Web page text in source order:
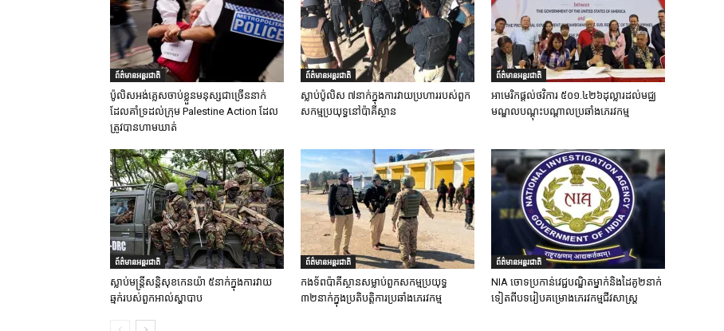
ព័ត៌មានអន្តរជាតិ
ប៉ូលិសអង់គ្លេសចាប់ខ្លួនមនុស្សជាច្រើននាក់
ដែលគាំទ្រដល់ក្រុម Palestine Action ដែល
ត្រូវបានហាមឃាត់
ព័ត៌មានអន្តរជាតិ
ស្លាប់ប៉ូលិស ៧នាក់ក្នុងការវាយប្រហាររបស់ពួក
សកម្មប្រយុទ្ធនៅប៉ាគីស្ថាន
ព័ត៌មានអន្តរជាតិ
អាមេរិកផ្តល់ថវិការ ៥០១.៤២៦ដុល្លារដល់មជ្ឈ
មណ្ឌលបណ្តុះបណ្តាលប្រឆាំងភេរវកម្ម
ព័ត៌មានអន្តរជាតិ
ស្លាប់មន្ត្រីសន្តិសុខកេនយ៉ា ៥នាក់ក្នុងការវាយ
ឆ្មក់របស់ពួកអាល់ស្ហាបាប
ព័ត៌មានអន្តរជាតិ
កងទ័ពប៉ាគីស្ថានសម្លាប់ពួកសកម្មប្រយុទ្ធ
៣២នាក់ក្នុងប្រតិបត្តិការប្រឆាំងភេរវកម្ម
ព័ត៌មានអន្តរជាតិ
NIA ចោទប្រកាន់វេជ្ជបណ្ឌិតម្នាក់និងដៃគូ២នាក់
ទៀតពីបទរៀបគម្រោងភេរវកម្មជីវសាស្ត្រ